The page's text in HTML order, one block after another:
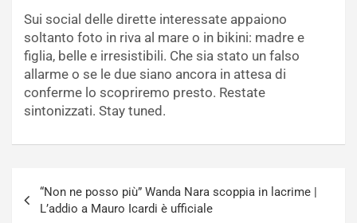
Sui social delle dirette interessate appaiono
soltanto foto in riva al mare o in bikini: madre e
figlia, belle e irresistibili. Che sia stato un falso
allarme o se le due siano ancora in attesa di
conferme lo scopriremo presto. Restate
sintonizzati. Stay tuned.
articoli
“Non ne posso più” Wanda Nara scoppia in lacrime |
L’addio a Mauro Icardi è ufficiale